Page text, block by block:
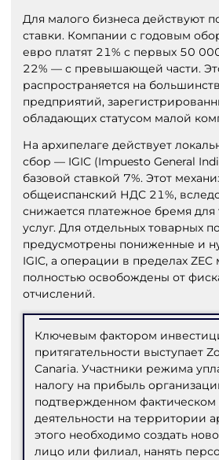
Для малого бизнеса действуют
ставки. Компании с годовым
евро платят 21% с первых 50
22% — с превышающей части.
распространяется на
предприятий,
обладающих статусом малой
На архипелаге действует
сбор — IGIC (Impuesto General
базовой ставкой 7%. Этот
общеиспанский НДС 21%,
снижается платежное бремя
услуг. Для отдельных товарных
предусмотрены пониженные и
IGIC, а операции в пределах ZEC
полностью освобождены от
отчислений.
Ключевым фактором
притягательности выступает
Canaria. Участники режима
налогу на прибыль
подтвержденном
деятельности на территории
этого необходимо создать
лицо или филиал, нанять